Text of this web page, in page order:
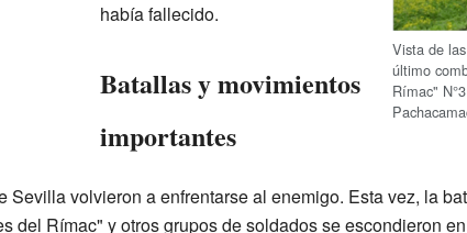
Vista de
último
Rímac"
había fallecido.
Batallas y movimientos
importantes
Sevilla volvieron a enfrentarse al enemigo. Esta vez, la
del Rímac" y otros grupos de soldados se escondieron